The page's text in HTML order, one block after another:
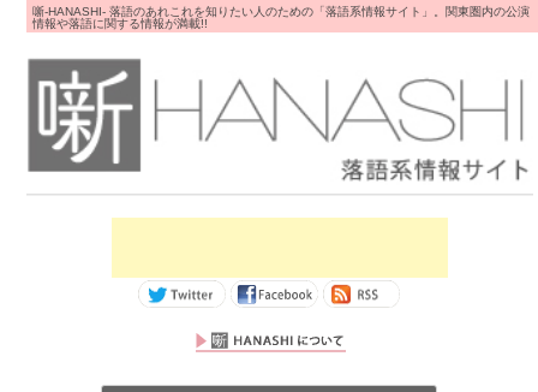
噺-HANASHI- 落語のあれこれを知りたい人のための「落語系情報サイト」。関東圏内の公演
情報や落語に関する情報が満載!!